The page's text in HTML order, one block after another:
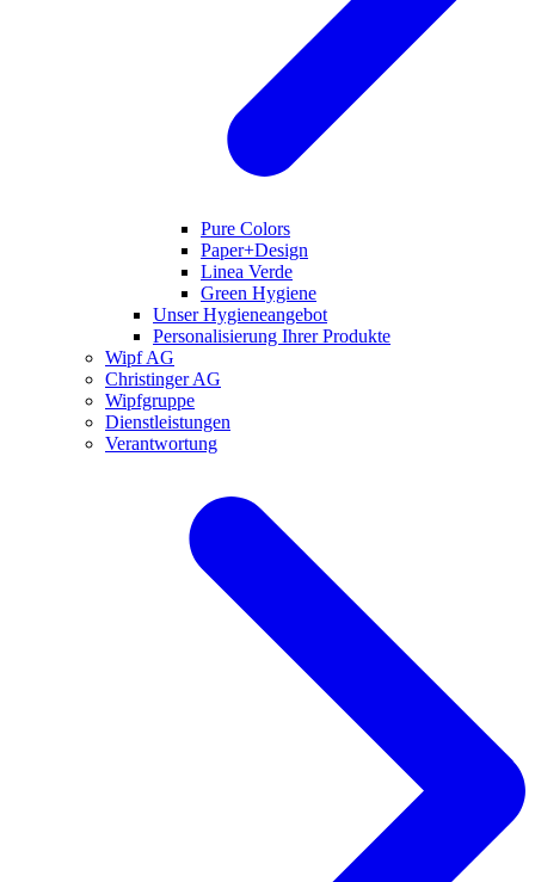
Pure Colors
Paper+Design
Linea Verde
Green Hygiene
Unser Hygieneangebot
Personalisierung Ihrer Produkte
Wipf AG
Christinger AG
Wipfgruppe
Dienstleistungen
Verantwortung